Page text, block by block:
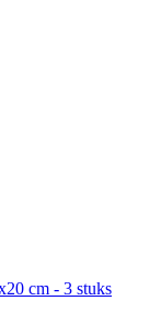
cm - 3 stuks